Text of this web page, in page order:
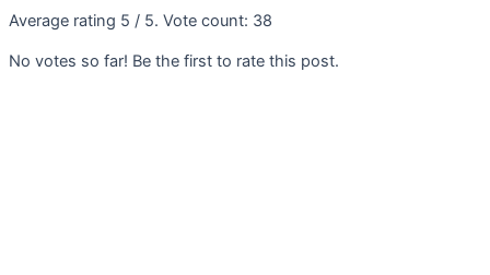
Average rating 5 / 5. Vote count: 38
No votes so far! Be the first to rate this post.